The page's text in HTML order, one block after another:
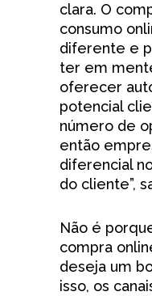
clara. O
consumo
diferente e
ter em
oferecer
potencial
número de
então
diferencial
do cliente”,
Não é
compra
deseja um
isso, os